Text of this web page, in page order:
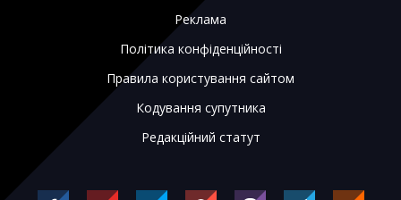
Реклама
Політика конфіденційності
Правила користування сайтом
Кодування супутника
Редакційний статут